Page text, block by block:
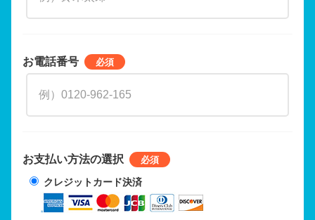
お電話番号
お支払い方法の選択
クレジットカード決済